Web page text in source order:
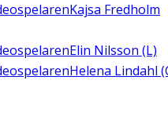
Kajsa Fredholm
Elin Nilsson (L)
Helena Lindahl